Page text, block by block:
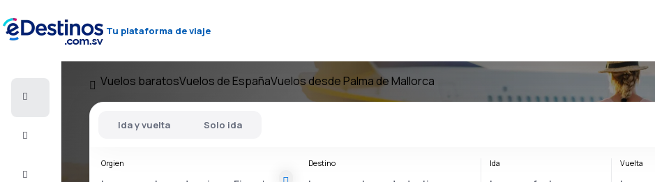
Tu plataforma de viaje
Vuelos baratosVuelos de EspañaVuelos desde Palma de Mallorca
Ida y vuelta Solo ida
Orgien Destino Ida Vuelta